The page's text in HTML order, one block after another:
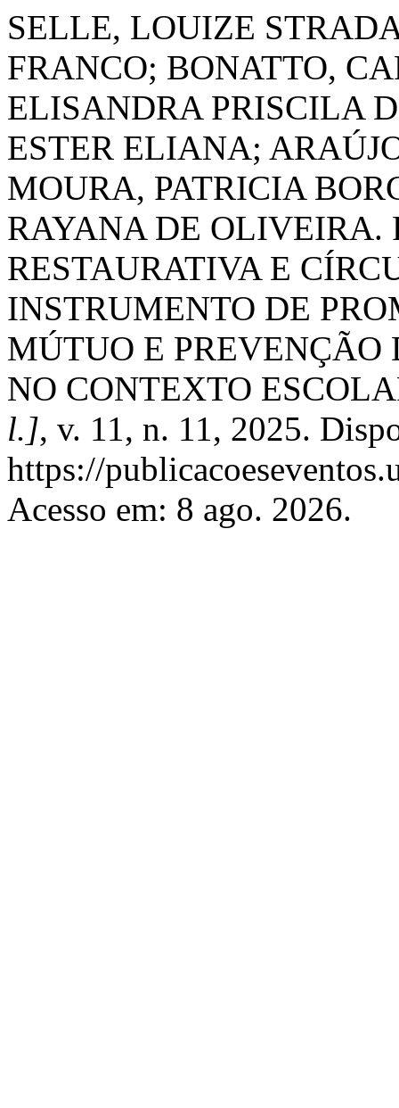
SELLE, LOUIZE
FRANCO; BONATTO,
ELISANDRA PRISCILA
ESTER ELIANA;
MOURA, PATRICIA
RAYANA DE OLIVEIRA.
RESTAURATIVA E
INSTRUMENTO DE
MÚTUO E
NO CONTEXTO
l.], v. 11, n. 11, 2025.
https://
Acesso em: 8 ago. 2026.